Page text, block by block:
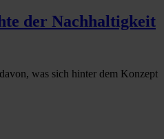
der Nachhaltigkeit
was sich hinter dem Konzept